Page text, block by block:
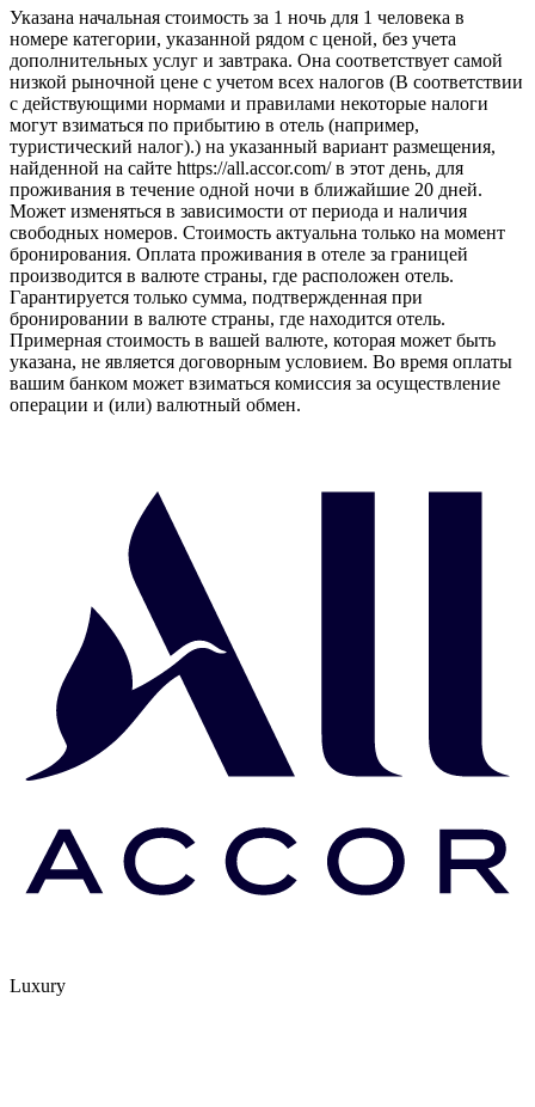
Указана начальная стоимость за 1 ночь для 1 человека в
номере категории, указанной рядом с ценой, без учета
дополнительных услуг и завтрака. Она соответствует самой
низкой рыночной цене с учетом всех налогов (В соответствии
с действующими нормами и правилами некоторые налоги
могут взиматься по прибытию в отель (например,
туристический налог).) на указанный вариант размещения,
найденной на сайте https://all.accor.com/ в этот день, для
проживания в течение одной ночи в ближайшие 20 дней.
Может изменяться в зависимости от периода и наличия
свободных номеров. Стоимость актуальна только на момент
бронирования. Оплата проживания в отеле за границей
производится в валюте страны, где расположен отель.
Гарантируется только сумма, подтвержденная при
бронировании в валюте страны, где находится отель.
Примерная стоимость в вашей валюте, которая может быть
указана, не является договорным условием. Во время оплаты
вашим банком может взиматься комиссия за осуществление
операции и (или) валютный обмен.
Luxury